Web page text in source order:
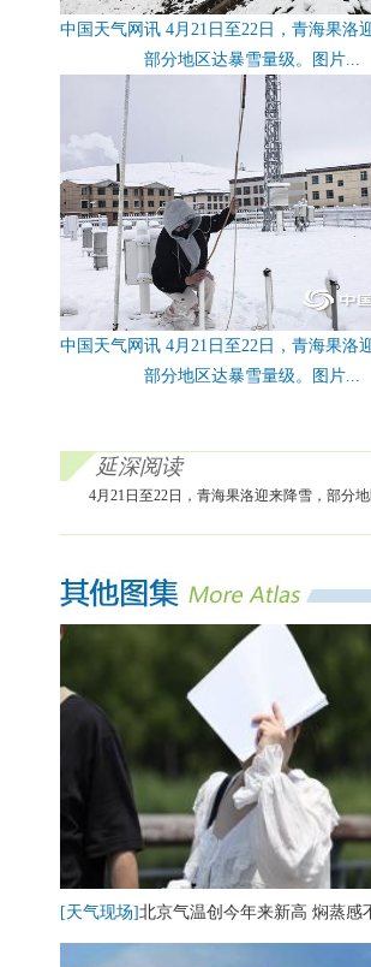
中国天气网讯 4月21日至22日，青海果洛
部分地区达暴雪量级。图片...
中国天气网讯 4月21日至22日，青海果洛
部分地区达暴雪量级。图片...
延深阅读
4月21日至22日，青海果洛迎来降雪，部分地
[天气现场]北京气温创今年来新高 焖蒸感